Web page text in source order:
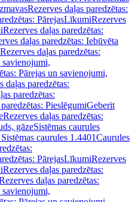
Rezerves daļas paredzētas:
PārejasLīkumiRezerves
Rezerves daļas paredzētas:
daļas paredzētas: Iebūvēta
Rezerves daļas paredzētas:
savienojumi,
Pārejas un savienojumi,
daļas paredzētas:
paredzētas:
PieslēgumiGeberit
Rezerves daļas paredzētas:
gāzeSistēmas caurules
caurules 1.4401Caurules
PārejasLīkumiRezerves
Rezerves daļas paredzētas:
daļas paredzētas:
savienojumi,